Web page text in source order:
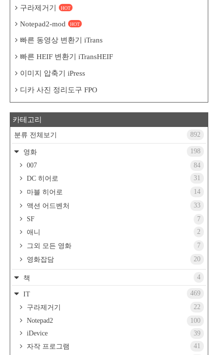
구라제거기 HOT
Notepad2-mod HOT
빠른 동영상 변환기 iTrans
빠른 HEIF 변환기 iTransHEIF
이미지 압축기 iPress
디카 사진 정리도구 FPO
카테고리
분류 전체보기 892
영화
198
007
84
DC 히어로
31
마블 히어로
14
액션 어드벤처
33
SF
7
애니
2
그외 모든 영화
7
영화잡담
20
책 4
IT
469
구라제거기
22
Notepad2
100
iDevice
39
자작 프로그램
41